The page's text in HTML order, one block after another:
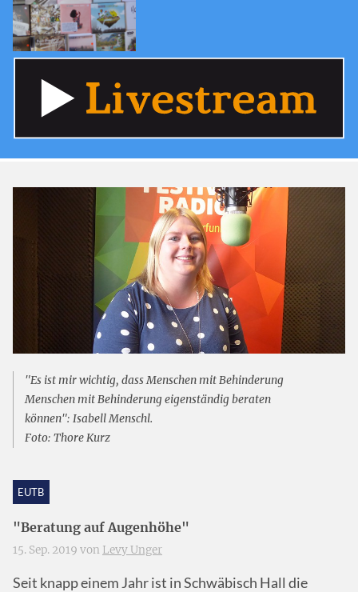
"Es ist mir wichtig, dass Menschen mit Behinderung
Menschen mit Behinderung eigenständig beraten
können": Isabell Menschl.
Foto: Thore Kurz
EUTB
"Beratung auf Augenhöhe"
15. Sep. 2019 von Levy Unger
Seit knapp einem Jahr ist in Schwäbisch Hall die